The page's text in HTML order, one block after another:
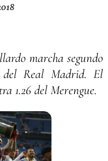
marcha segundo
del Real Madrid. El
1.26 del Merengue.